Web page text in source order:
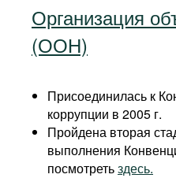
Организация
(ООН)
Присоединилась к
коррупции в 2005 г.
Пройдена вторая
выполнения
посмотретьздесь.